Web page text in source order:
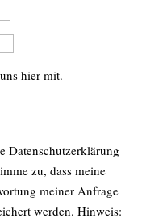
hier mit.
Datenschutzerklärung
zu, dass meine
meiner Anfrage
werden. Hinweis: